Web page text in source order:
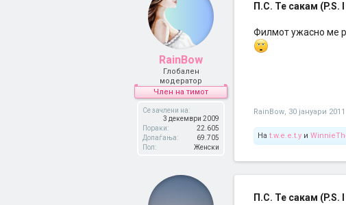
RainBow
Глобален
модератор
Член на тимот
Се зачлени на:
3 декември 2009
Пораки:
22.605
Допаѓања:
69.705
Пол:
Женски
П.С. Те сакам (P.S.
Филмот ужасно ме
RainBow, 30 јануари 2011
На t.w.e.e.t.y и
П.С. Те сакам (P.S.